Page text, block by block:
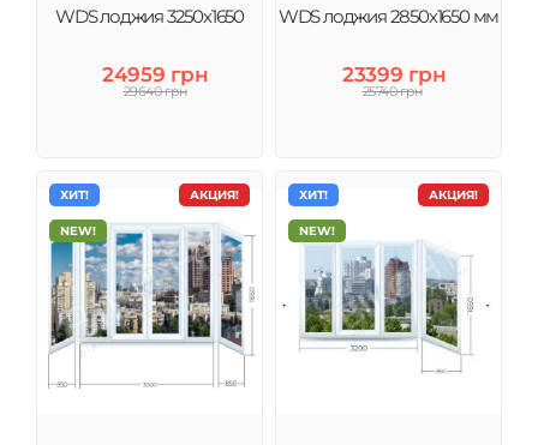
WDS лоджия 3250х1650
24959 грн
29640 грн
WDS лоджия 2850х1650 мм
23399 грн
25740 грн
АКЦИЯ!
ХИТ!
NEW!
АКЦИЯ!
ХИТ!
NEW!